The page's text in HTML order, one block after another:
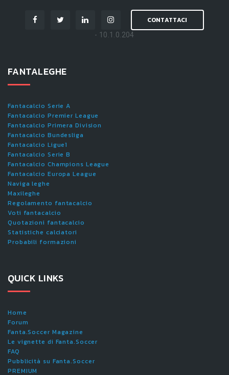
CONTATTACI
- 10.1.0.204
FANTALEGHE
Fantacalcio Serie A
Fantacalcio Premier League
Fantacalcio Primera Division
Fantacalcio Bundesliga
Fantacalcio Ligue1
Fantacalcio Serie B
Fantacalcio Champions League
Fantacalcio Europa League
Naviga leghe
Maxileghe
Regolamento fantacalcio
Voti fantacalcio
Quotazioni fantacalcio
Statistiche calciatori
Probabili formazioni
QUICK LINKS
Home
Forum
Fanta.Soccer Magazine
Le vignette di Fanta.Soccer
FAQ
Pubblicità su Fanta.Soccer
PREMIUM